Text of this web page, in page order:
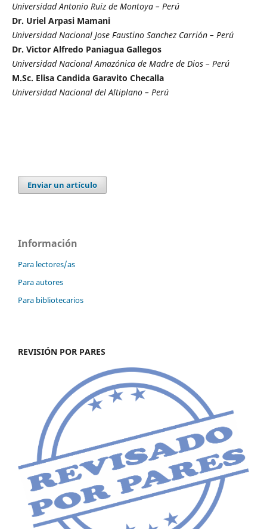
Universidad Antonio Ruiz de Montoya – Perú
Dr. Uriel Arpasi Mamani
Universidad Nacional Jose Faustino Sanchez Carrión – Perú
Dr. Victor Alfredo Paniagua Gallegos
Universidad Nacional Amazónica de Madre de Dios – Perú
M.Sc. Elisa Candida Garavito Checalla
Universidad Nacional del Altiplano – Perú
Enviar un artículo
Información
Para lectores/as
Para autores
Para bibliotecarios
REVISIÓN POR PARES